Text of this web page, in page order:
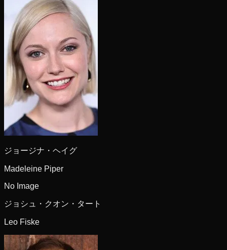
ジョージナ・ヘイグ
Madeleine Piper
No Image
ジョシュ・クオン・タート
Leo Fiske